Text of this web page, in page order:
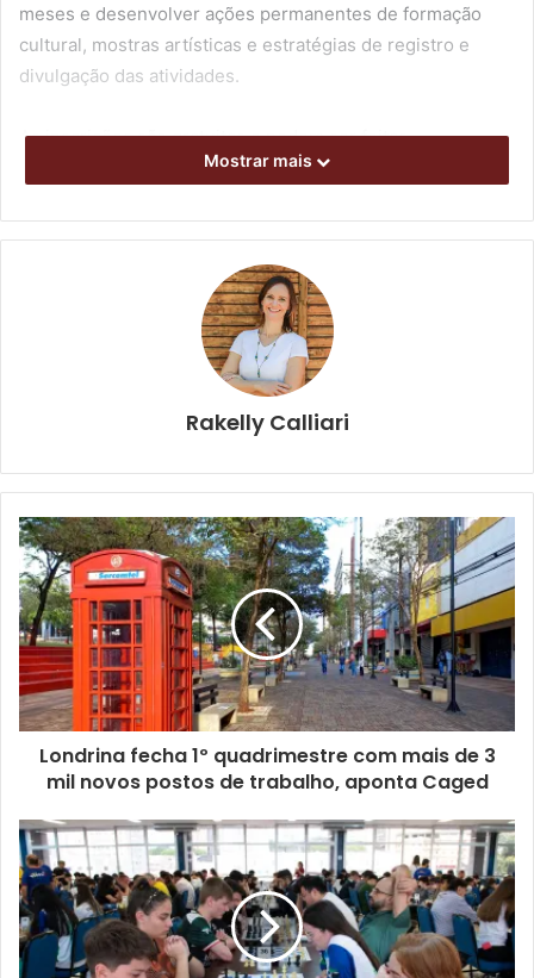
meses e desenvolver ações permanentes de formação
cultural, mostras artísticas e estratégias de registro e
divulgação das atividades.
As inscrições são gratuitas e podem ser feitas
exclusivamente pela plataforma Londrina Cultura, até as
disponível no Portal da Prefeiturae no Jornal Oficial do
Podem participar entidades sem fins lucrativos
certificadas pelo Ministério da Cultura como Pontos de
Cultura, desde que possuam CNPJ, no mínimo três anos
de atuação cultural comprovada e experiência na
de plano de trabalho, plano de aplicação de recursos e
documentação que comprove a atuação cultural da
entidade nos últimos três anos. Também estão previstas
políticas de ações afirmativas, com reserva de vagas para
projetos ligados a pessoas negras, indígenas e pessoas
com deficiência.
Os projetos selecionados deverão contemplar
obrigatoriamente três metas principais: ações de formação
artísticos; e estratégias de registro e divulgação das
atividades culturais desenvolvidas.
Primeiro edital segue com inscrições abertas
Mostrar mais
Rakelly Calliari
Londrina fecha 1º quadrimestre com mais de 3
mil novos postos de trabalho, aponta Caged